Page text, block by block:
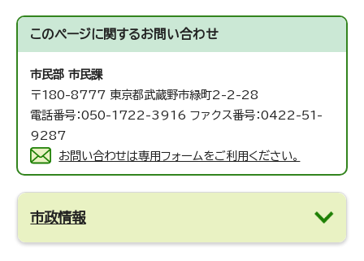
このページに関するお問い合わせ
市民部 市民課
〒180-8777 東京都武蔵野市緑町2-2-28
電話番号：050-1722-3916 ファクス番号：0422-51-
9287
お問い合わせは専用フォームをご利用ください。
市政情報